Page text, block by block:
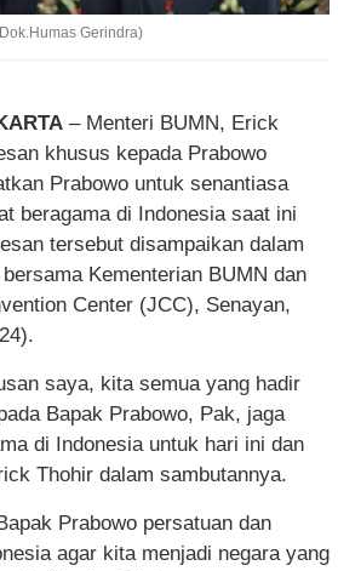
Gerindra)
– Menteri BUMN, Erick
khusus kepada Prabowo
Prabowo untuk senantiasa
beragama di Indonesia saat ini
tersebut disampaikan dalam
Kementerian BUMN dan
Center (JCC), Senayan,
saya, kita semua yang hadir
Bapak Prabowo, Pak, jaga
di Indonesia untuk hari ini dan
Thohir dalam sambutannya.
Prabowo persatuan dan
agar kita menjadi negara yang